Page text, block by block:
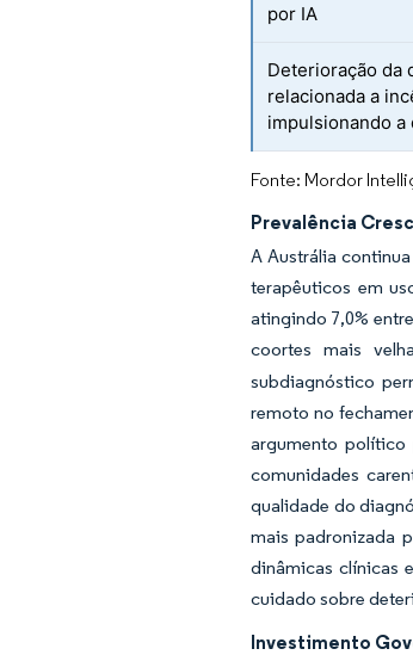
por IA
Deterioração da
relacionada a
impulsionando a
Fonte: Mordor
Prevalência
A Austrália
terapêuticos em
atingindo 7,0%
coortes mais
subdiagnóstico
remoto no
argumento político
comunidades
qualidade do
mais padronizada
dinâmicas clínicas
cuidado sobre
Investimento